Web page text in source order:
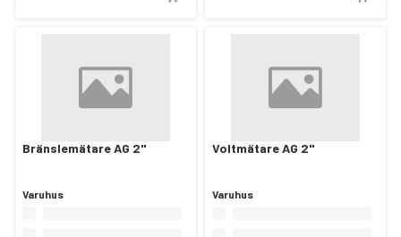
Bränslemätare AG 2"
Varuhus
Voltmätare AG 2"
Varuhus